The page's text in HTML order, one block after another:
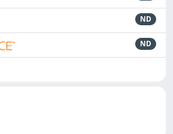
ND
ND